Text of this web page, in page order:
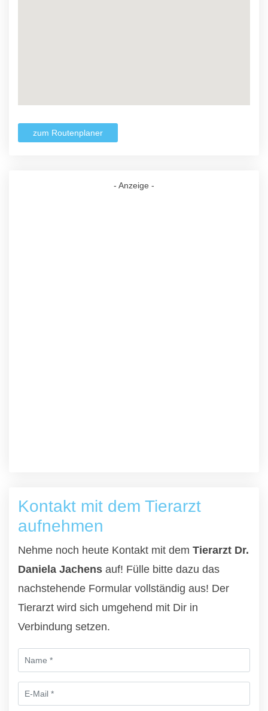
zum Routenplaner
- Anzeige -
Kontakt mit dem Tierarzt
aufnehmen
Nehme noch heute Kontakt mit dem Tierarzt Dr.
Daniela Jachens auf! Fülle bitte dazu das
nachstehende Formular vollständig aus! Der
Tierarzt wird sich umgehend mit Dir in
Verbindung setzen.